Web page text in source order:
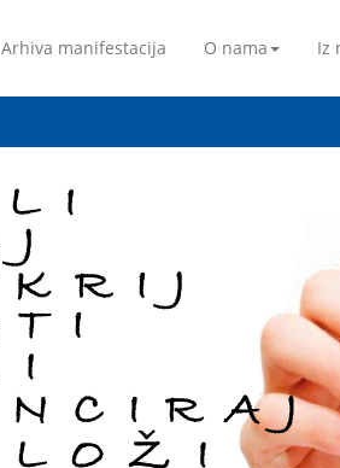
Arhiva manifestacija O nama Iz